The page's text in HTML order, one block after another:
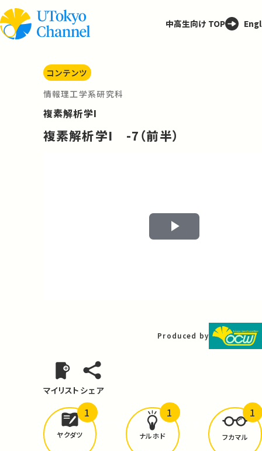
中高生向け TOP
コンテンツ
情報理工学系研究科
複素解析学I
複素解析学I -7（前半）
Play
Produced by
マイリスト シェア
どんな学びがありましたか？
ヤクダツ
1
ナルホド
1
フカマル
1